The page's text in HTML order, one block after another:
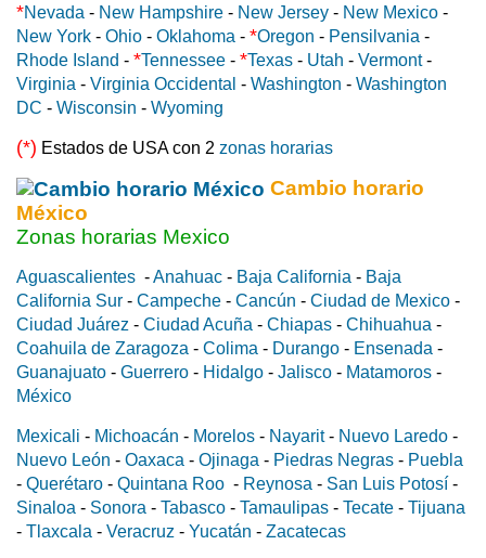
*Nevada - New Hampshire - New Jersey - New Mexico -
New York - Ohio - Oklahoma - *Oregon - Pensilvania -
Rhode Island - *Tennessee - *Texas - Utah - Vermont-
Virginia - Virginia Occidental - Washington - Washington
DC - Wisconsin - Wyoming
(*) Estados de USA con 2 zonas horarias
Cambio horario
México
Zonas horarias Mexico
Aguascalientes -Anahuac - Baja California - Baja
California Sur - Campeche - Cancún - Ciudad de Mexico -
Ciudad Juárez - Ciudad Acuña - Chiapas - Chihuahua -
Coahuila de Zaragoza - Colima - Durango - Ensenada -
Guanajuato - Guerrero - Hidalgo - Jalisco - Matamoros -
México
Mexicali - Michoacán - Morelos - Nayarit- Nuevo Laredo -
Nuevo León - Oaxaca - Ojinaga - Piedras Negras - Puebla
- Querétaro - Quintana Roo - Reynosa - San Luis Potosí -
Sinaloa - Sonora - Tabasco - Tamaulipas - Tecate - Tijuana
- Tlaxcala - Veracruz - Yucatán - Zacatecas